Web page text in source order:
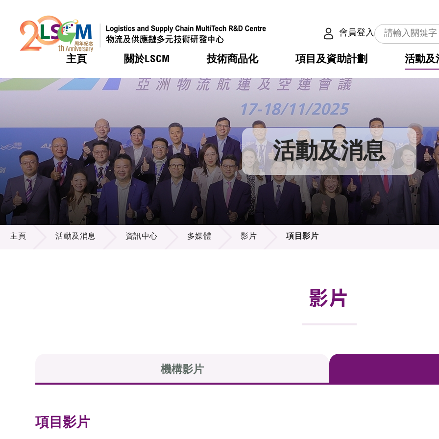
會員登入
主頁 關於LSCM
熱門 機構簡介
組織架構
組織架構
董事局
研究顧問
招標通告
技術商品化
熱門 服務
可獲授權之技術
應用於公共服務之創新技術
重點項目
項目及資助計劃
熱門 合作計劃
資助計劃
資助計劃
稅務優惠
申請
評審
徵求研發項目計劃書
項目資料庫
活動及
熱門 活動
獎項
新聞中心
媒體報導
新聞稿
資訊中心
多媒體
出版刊物
熱門 會籍及服務
會員列表
會員登入 活動及消息
活動及消息
主頁 活動及消息 資訊中心 多媒體 影片 項目影片
影片
機構影片
項目影片